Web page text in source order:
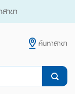
าขา
ค้นหาสาขา